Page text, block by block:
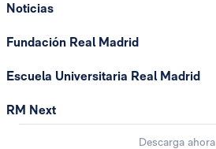
Noticias
Fundación Real Madrid
Escuela Universitaria Real Madrid
RM Next
Descarga ahora